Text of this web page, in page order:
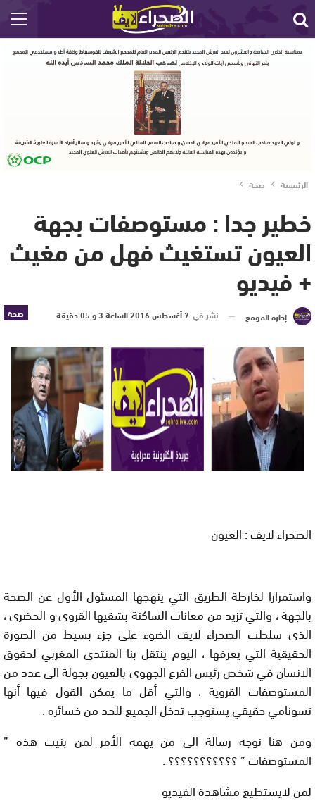
الرئيسية صحة
خطير جدا : مستوصفات بجهة
العيون تستغيث فهل من مغيث
+ فيديو
صحة إدارة الموقع نشر في 7 أغسطس 2016 الساعة 3 و 05 دقيقة
الصحراء لايف : العيون
واستمرارا لخارطة الطريق التي ينهجها المسئول الأول عن الصحة
بالجهة ، والتي تزيد من معانات الساكنة بشقيها القروي و الحضري ،
الذي سلطت الصحراء لايف الضوء على جزء بسيط من الصورة
الحقيقية التي يعرفها ، اليوم ينتقل بنا المنتدى المغربي لحقوق
الانسان في شخص رئيس الفرع الجهوي بالعيون بجولة الى عدد من
المستوصفات القروية ، والتي أقل ما يمكن القول فيها أنها
تسونامي حقيقي يستوجب تدخل الجميع للحد من خسائره .
ومن هنا نوجه رسالة الى من يهمه الأمر لمن بنيت هذه ”
المستوصفات ” ؟؟؟؟؟؟؟؟؟؟؟ .
لمن لايستطيع مشاهدة الفيديو